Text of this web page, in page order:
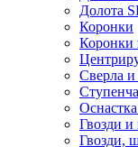
Долота
Коронки
Коронки
Сверла
Гвозди и
Гвозди,